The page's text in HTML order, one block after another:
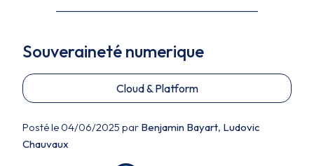
Souveraineté numerique
Cloud & Platform
Posté le 04/06/2025 par Benjamin Bayart, Ludovic
Chauvaux